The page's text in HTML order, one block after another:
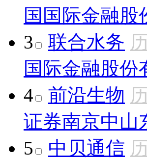
国国际金融股
3
联合水务
国际金融股份
4
前沿生物
证券南京中山
5
中贝通信